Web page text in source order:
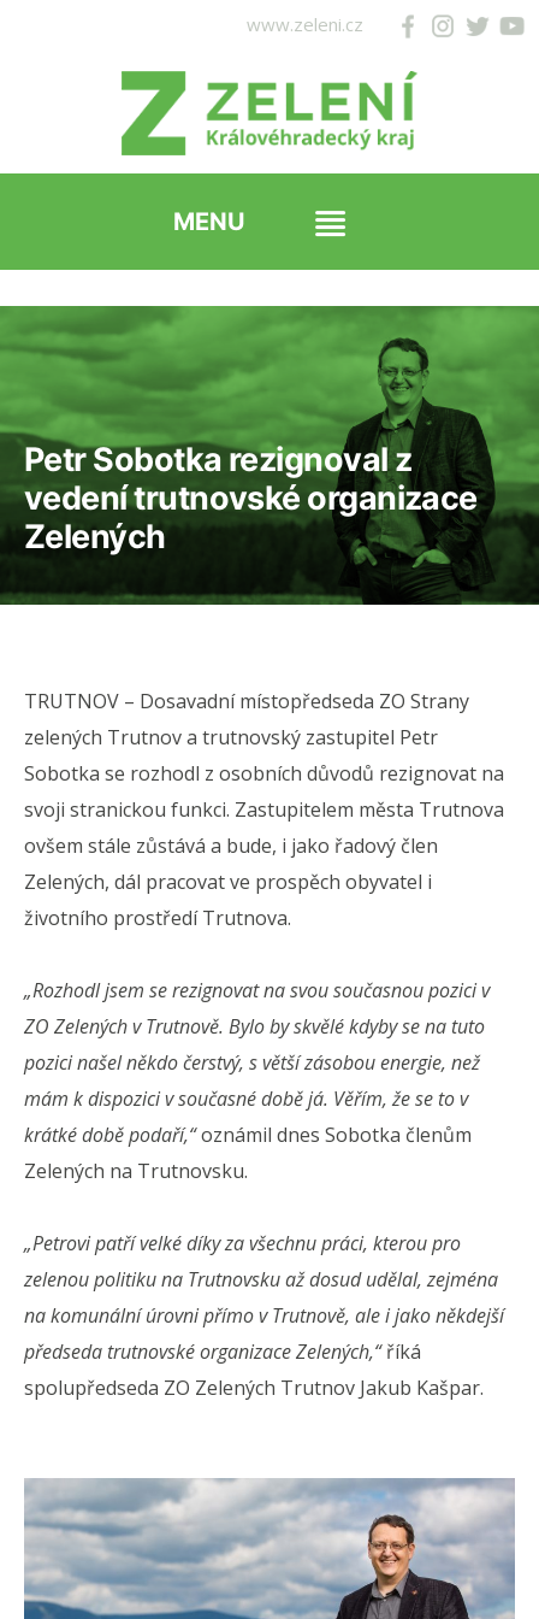
www.zeleni.cz
Petr Sobotka rezignoval z
vedení trutnovské organizace
Zelených
TRUTNOV – Dosavadní místopředseda ZO Strany
zelených Trutnov a trutnovský zastupitel Petr
Sobotka se rozhodl z osobních důvodů rezignovat na
svoji stranickou funkci. Zastupitelem města Trutnova
ovšem stále zůstává a bude, i jako řadový člen
Zelených, dál pracovat ve prospěch obyvatel i
životního prostředí Trutnova.
„Rozhodl jsem se rezignovat na svou současnou pozici v
ZO Zelených v Trutnově. Bylo by skvělé kdyby se na tuto
pozici našel někdo čerstvý, s větší zásobou energie, než
mám k dispozici v současné době já. Věřím, že se to v
krátké době podaří,“oznámil dnes Sobotka členům
Zelených na Trutnovsku.
„Petrovi patří velké díky za všechnu práci, kterou pro
zelenou politiku na Trutnovsku až dosud udělal, zejména
na komunální úrovni přímo v Trutnově, ale i jako někdejší
předseda trutnovské organizace Zelených,“říká
spolupředseda ZO Zelených Trutnov Jakub Kašpar.